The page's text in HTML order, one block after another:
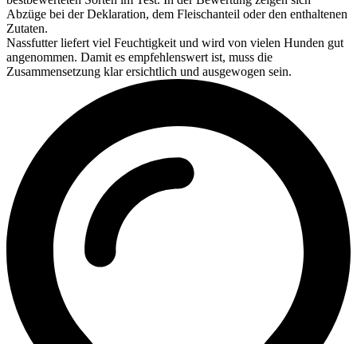
Abzüge bei der Deklaration, dem Fleischanteil oder den enthaltenen
Zutaten.
Nassfutter liefert viel Feuchtigkeit und wird von vielen Hunden gut
angenommen. Damit es empfehlenswert ist, muss die
Zusammensetzung klar ersichtlich und ausgewogen sein.